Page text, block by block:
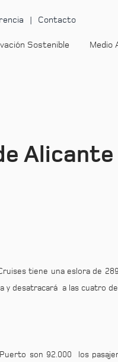
Contacto
Sostenible Medio
Alicante
tiene una eslora de
y desatracará a las cuatro
Puerto son 92.000 los